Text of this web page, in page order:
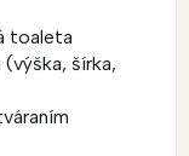
toaleta
šírka,